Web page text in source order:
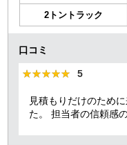
2トントラック
口コミ
★★★★★
★★★★★ 5
見積もりだけのため
た。 担当者の信頼感
せることで、結果的